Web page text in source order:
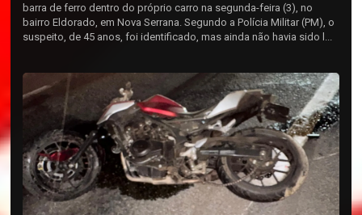
barra de ferro dentro do próprio carro na segunda-feira (3), no
bairro Eldorado, em Nova Serrana. Segundo a Polícia Militar (PM), o
suspeito, de 45 anos, foi identificado, mas ainda não havia sido l...